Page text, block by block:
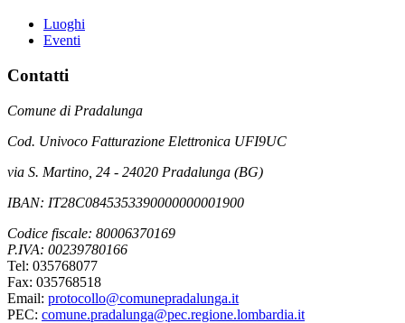
Luoghi
Eventi
Contatti
Comune di Pradalunga
Cod. Univoco Fatturazione Elettronica UFI9UC
via S. Martino, 24 - 24020 Pradalunga (BG)
IBAN: IT28C0845353390000000001900
Codice fiscale: 80006370169
P.IVA: 00239780166
Tel: 035768077
Fax: 035768518
Email: protocollo@comunepradalunga.it
PEC: comune.pradalunga@pec.regione.lombardia.it